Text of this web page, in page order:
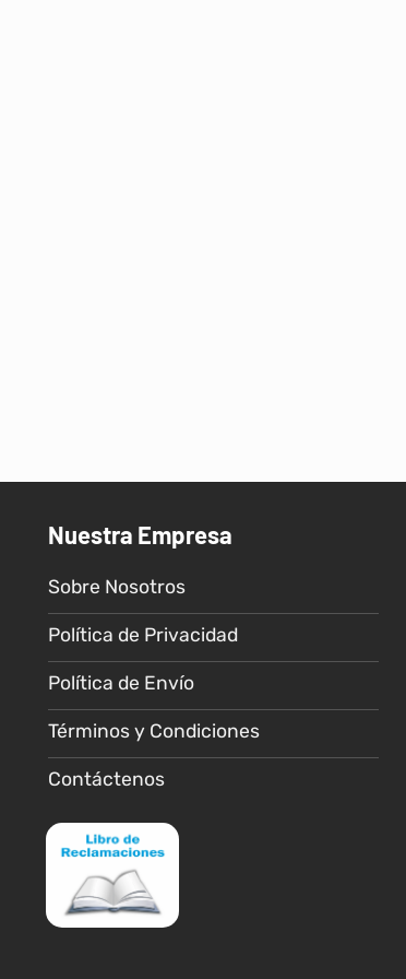
Nuestra Empresa
Sobre Nosotros
Política de Privacidad
Política de Envío
Términos y Condiciones
Contáctenos